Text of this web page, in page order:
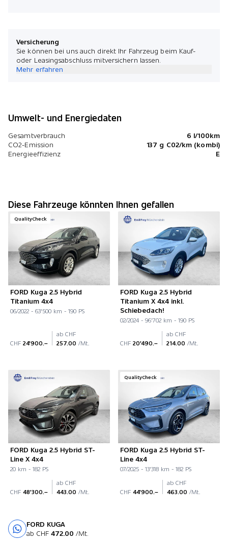
Versicherung
Sie können bei uns auch direkt Ihr Fahrzeug beim Kauf-
oder Leasingsabschluss mitversichern lassen.
Mehr erfahren
Umwelt- und Energiedaten
Gesamtverbrauch
6 l/100km
CO2-Emission
137 g C02/km (kombi)
Energieeffizienz
E
Diese Fahrzeuge könnten Ihnen gefallen
QualityCheck
FORD Kuga 2.5 Hybrid
Titanium 4x4
06/2022 - 63'500 km - 190 PS
CHF 24'900.–
ab CHF
257.00 /Mt.
FORD Kuga 2.5 Hybrid
Titanium X 4x4 inkl.
Schiebedach!
02/2024 - 96'702 km - 190 PS
CHF 20'490.–
ab CHF
214.00 /Mt.
FORD Kuga 2.5 Hybrid ST-
Line X 4x4
20 km - 182 PS
CHF 48'300.–
ab CHF
443.00 /Mt.
QualityCheck
FORD Kuga 2.5 Hybrid ST-
Line 4x4
07/2025 - 13'318 km - 182 PS
CHF 44'900.–
ab CHF
463.00 /Mt.
FORD KUGA
ab CHF 472.00 /Mt.